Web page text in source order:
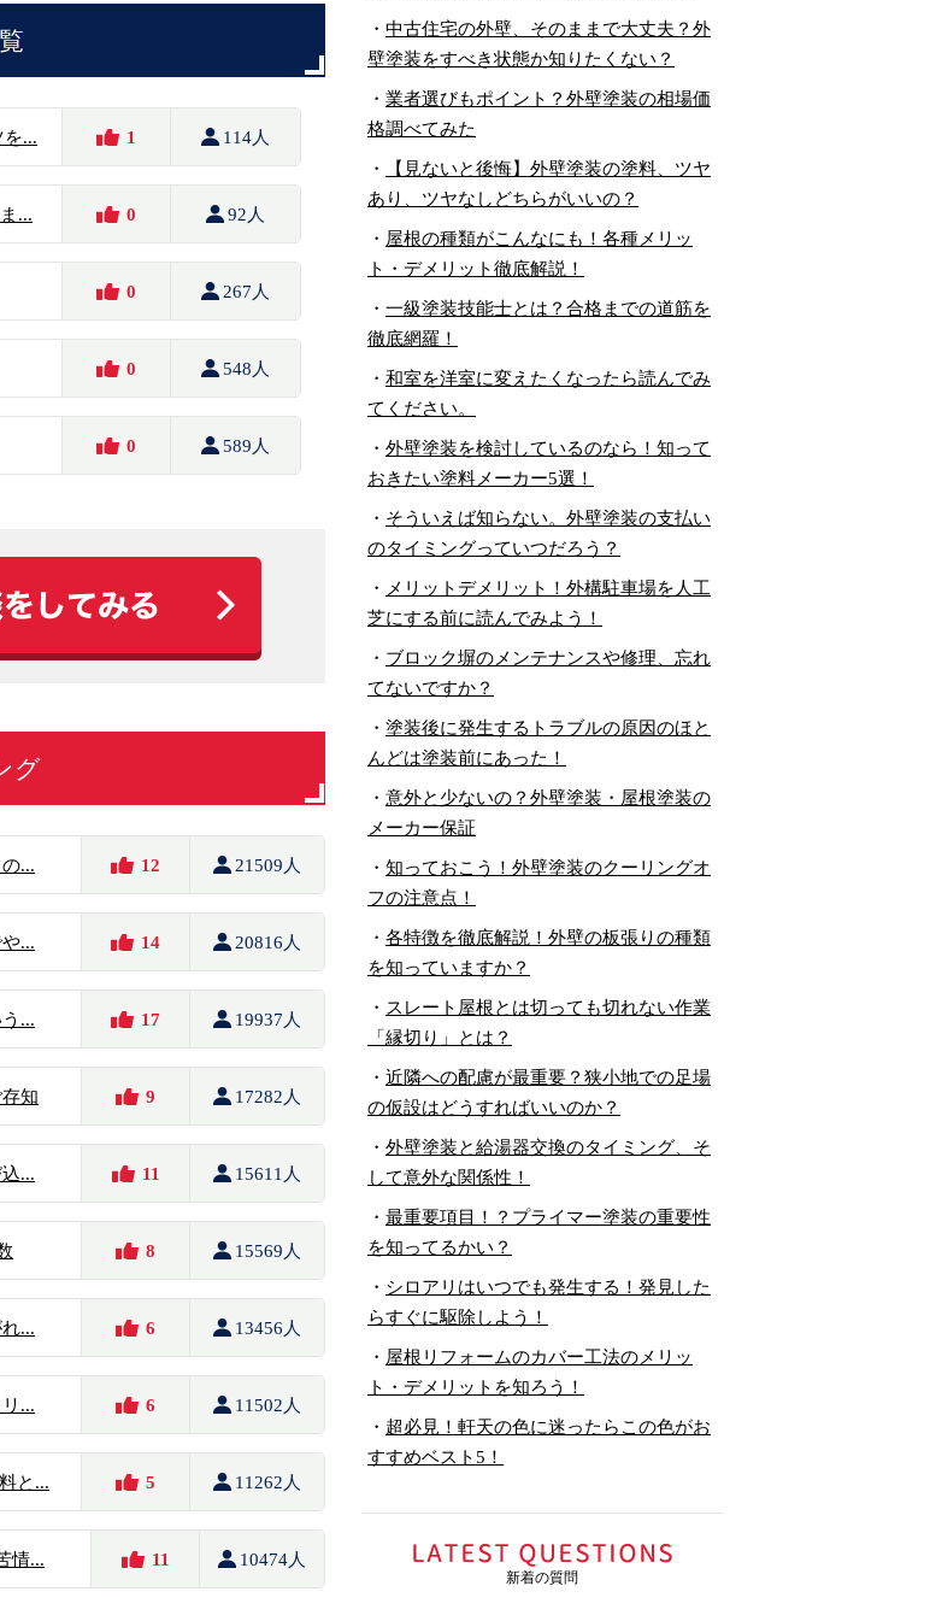
... 1 114人
... 0 92人
0 267人
0 548人
0 589人
グ
... 12 21509人
... 14 20816人
... 17 19937人
知 9 17282人
... 11 15611人
8 15569人
... 6 13456人
... 6 11502人
と... 5 11262人
情... 11 10474人
・ 中古住宅の外壁、そのままで大丈夫？外
壁塗装をすべき状態か知りたくない？
・ 業者選びもポイント？外壁塗装の相場価
格調べてみた
・
【見ないと後悔】外壁塗装の塗料、ツヤ
あり、ツヤなしどちらがいいの？
・ 屋根の種類がこんなにも！各種メリッ
ト・デメリット徹底解説！
・ 一級塗装技能士とは？合格までの道筋を
徹底網羅！
・ 和室を洋室に変えたくなったら読んでみ
てください。
・ 外壁塗装を検討しているのなら！知って
おきたい塗料メーカー5選！
・ そういえば知らない。外壁塗装の支払い
のタイミングっていつだろう？
・ メリットデメリット！外構駐車場を人工
芝にする前に読んでみよう！
・ ブロック塀のメンテナンスや修理、忘れ
てないですか？
・ 塗装後に発生するトラブルの原因のほと
んどは塗装前にあった！
・ 意外と少ないの？外壁塗装・屋根塗装の
メーカー保証
・ 知っておこう！外壁塗装のクーリングオ
フの注意点！
・ 各特徴を徹底解説！外壁の板張りの種類
を知っていますか？
・ スレート屋根とは切っても切れない作業
「縁切り」とは？
・ 近隣への配慮が最重要？狭小地での足場
の仮設はどうすればいいのか？
・ 外壁塗装と給湯器交換のタイミング、そ
して意外な関係性！
・ 最重要項目！？プライマー塗装の重要性
を知ってるかい？
・ シロアリはいつでも発生する！発見した
らすぐに駆除しよう！
・ 屋根リフォームのカバー工法のメリッ
ト・デメリットを知ろう！
・ 超必見！軒天の色に迷ったらこの色がお
すすめベスト5！
新着の質問